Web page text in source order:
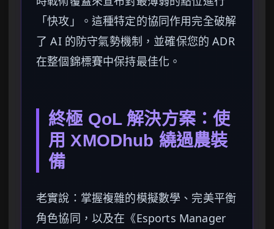
「快攻」。這種特定的協同作用完全破解
了 AI 的防守氣勢機制，並確保您的 ADR
在整個錦標賽中保持最佳化。
終極 QoL 解決方案：使
用 XMODhub 繞過農裝
備
老實說：掌握複雜的模擬數學、完美平衡
角色協同，以及在《Esports Manager